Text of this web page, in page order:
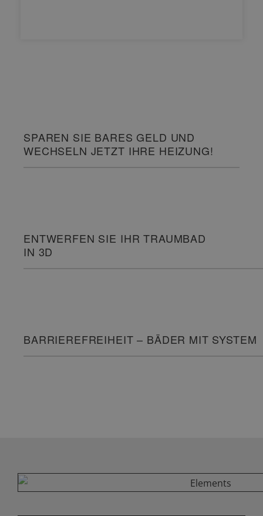
SPAREN SIE BARES GELD UND
WECHSELN JETZT IHRE HEIZUNG!
ENTWERFEN SIE IHR TRAUMBAD
IN 3D
BARRIEREFREIHEIT – BÄDER MIT SYSTEM